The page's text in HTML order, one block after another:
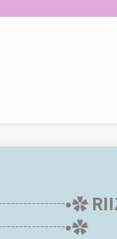
RIIZE